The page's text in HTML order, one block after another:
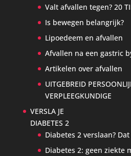
Valt afvallen tegen? 20
Is bewegen belangrijk?
Lipoedeem en afvallen
Afvallen na een gastric
Artikelen over afvallen
UITGEBREID
VERPLEEGKUNDIGE
VERSLA JE
DIABETES 2
Diabetes 2 verslaan?
Diabetes 2: geen ziekte